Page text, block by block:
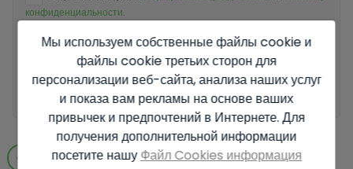
конфиденциальности.
Я принимаю коммерческие рассылки
Отправить запрос
Перейти к результатам поиска
Мы используем собственные файлы cookie и
файлы cookie третьих сторон для
персонализации веб-сайта, анализа наших услуг
и показа вам рекламы на основе ваших
привычек и предпочтений в Интернете. Для
получения дополнительной информации
посетите нашуФайл Cookies информация